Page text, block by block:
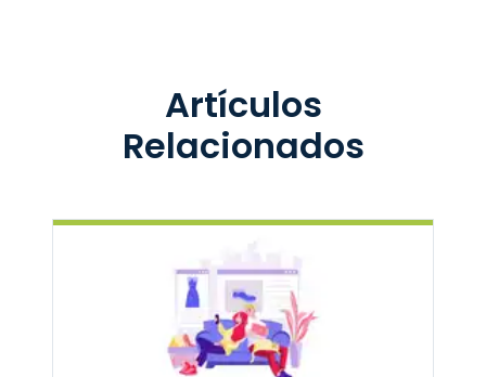
Artículos
Relacionados